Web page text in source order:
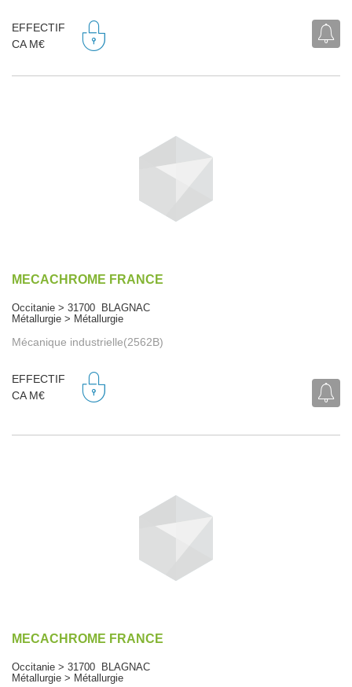
EFFECTIF
CA M€
MECACHROME FRANCE
Occitanie > 31700 BLAGNAC
Métallurgie > Métallurgie
Mécanique industrielle(2562B)
EFFECTIF
CA M€
MECACHROME FRANCE
Occitanie > 31700 BLAGNAC
Métallurgie > Métallurgie